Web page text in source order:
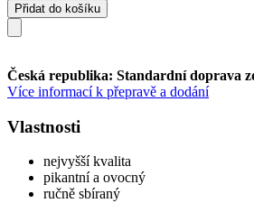
Přidat do košíku
Česká republika: Standardní doprava
Více informací k přepravě a dodání
Vlastnosti
nejvyšší kvalita
pikantní a ovocný
ručně sbíraný